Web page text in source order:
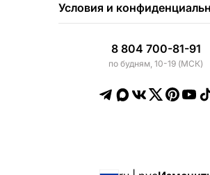
Условия и
8 804 700-81-91
по будням, 10-19 (МСК)